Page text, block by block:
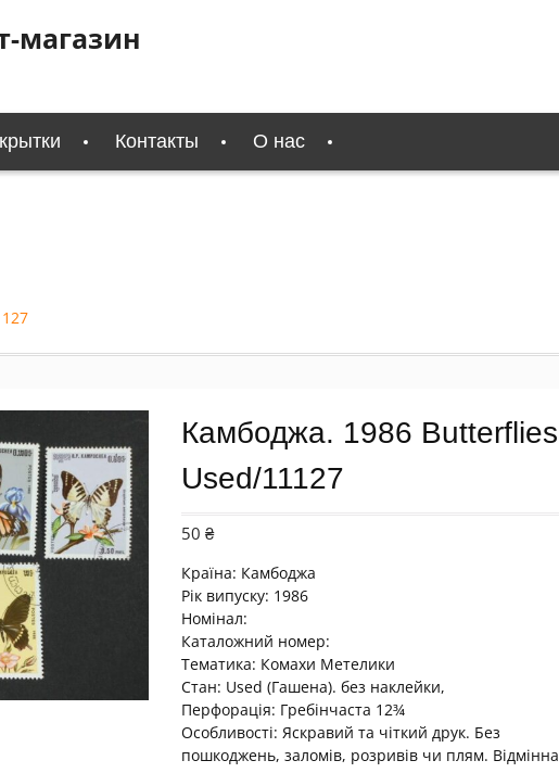
магазин
Контакты О нас
Камбоджа. 1986 Butterflies
Used/11127
50₴
Країна: Камбоджа
Рік випуску: 1986
Номінал:
Каталожний номер:
Тематика: Комахи Метелики
Стан: Used (Гашена). без наклейки,
Перфорація: Гребінчаста 12¾
Особливості: Яскравий та чіткий друк. Без
пошкоджень, заломів, розривів чи плям. Відмінна